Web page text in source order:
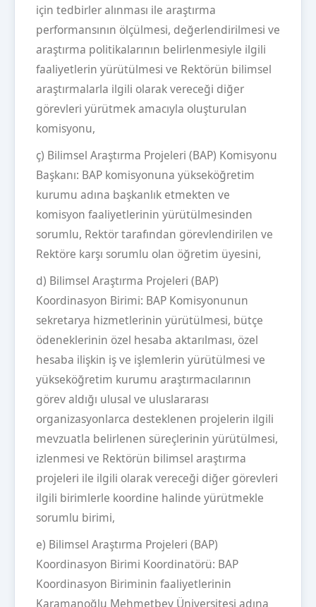
için tedbirler alınması ile araştırma
performansının ölçülmesi, değerlendirilmesi ve
araştırma politikalarının belirlenmesiyle ilgili
faaliyetlerin yürütülmesi ve Rektörün bilimsel
araştırmalarla ilgili olarak vereceği diğer
görevleri yürütmek amacıyla oluşturulan
komisyonu,
ç) Bilimsel Araştırma Projeleri (BAP) Komisyonu
Başkanı: BAP komisyonuna yükseköğretim
kurumu adına başkanlık etmekten ve
komisyon faaliyetlerinin yürütülmesinden
sorumlu, Rektör tarafından görevlendirilen ve
Rektöre karşı sorumlu olan öğretim üyesini,
d) Bilimsel Araştırma Projeleri (BAP)
Koordinasyon Birimi: BAP Komisyonunun
sekretarya hizmetlerinin yürütülmesi, bütçe
ödeneklerinin özel hesaba aktarılması, özel
hesaba ilişkin iş ve işlemlerin yürütülmesi ve
yükseköğretim kurumu araştırmacılarının
görev aldığı ulusal ve uluslararası
organizasyonlarca desteklenen projelerin ilgili
mevzuatla belirlenen süreçlerinin yürütülmesi,
izlenmesi ve Rektörün bilimsel araştırma
projeleri ile ilgili olarak vereceği diğer görevleri
ilgili birimlerle koordine halinde yürütmekle
sorumlu birimi,
e) Bilimsel Araştırma Projeleri (BAP)
Koordinasyon Birimi Koordinatörü: BAP
Koordinasyon Biriminin faaliyetlerinin
Karamanoğlu Mehmetbey Üniversitesi adına